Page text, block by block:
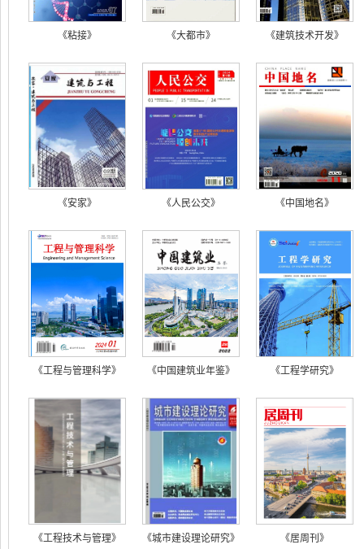
《粘接》 《大都市》 《建筑技术开发》
《安家》 《人民公交》 《中国地名》
《工程与管理科学》 《中国建筑业年鉴》 《工程学研究》
《工程技术与管理》 《城市建设理论研究》 《居周刊》